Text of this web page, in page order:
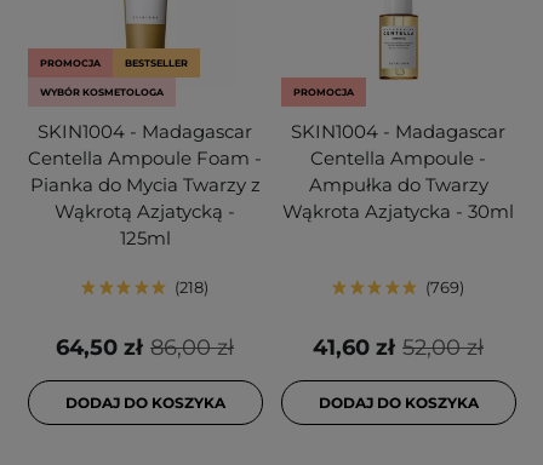
PROMOCJA BESTSELLER
WYBÓR KOSMETOLOGA
SKIN1004 - Madagascar
Centella Ampoule Foam -
Pianka do Mycia Twarzy z
Wąkrotą Azjatycką -
125ml
218
86,00 zł
64,50 zł
DODAJ DO KOSZYKA
PROMOCJA
SKIN1004 - Madagascar
Centella Ampoule -
Ampułka do Twarzy
Wąkrota Azjatycka - 30ml
769
52,00 zł
41,60 zł
DODAJ DO KOSZYKA